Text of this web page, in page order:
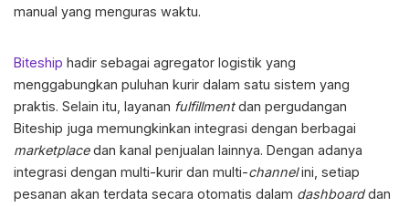
manual yang menguras waktu.
Biteship hadir sebagai agregator logistik yang
menggabungkan puluhan kurir dalam satu sistem yang
praktis. Selain itu, layanan fulfillmentdan pergudangan
Biteship juga memungkinkan integrasi dengan berbagai
marketplacedan kanal penjualan lainnya. Dengan adanya
integrasi dengan multi-kurir dan multi-channelini, setiap
pesanan akan terdata secara otomatis dalam dashboarddan